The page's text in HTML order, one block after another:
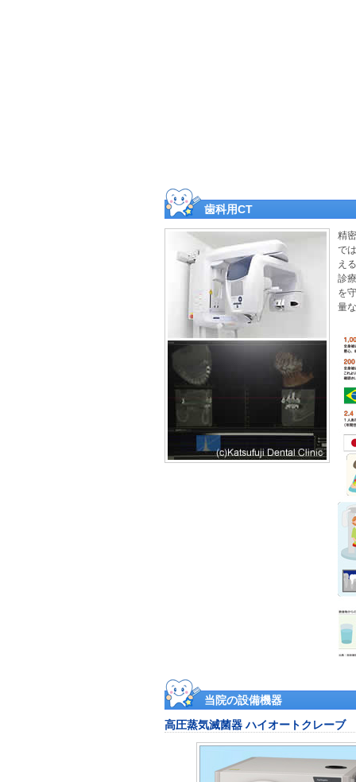
歯科用CT
精
で
え
診
を
量
当院の設備機器
高圧蒸気滅菌器 ハイオートクレーブ